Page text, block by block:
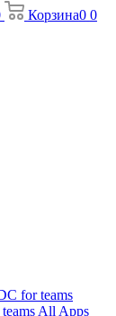
Корзина0 0
for teams
All Apps